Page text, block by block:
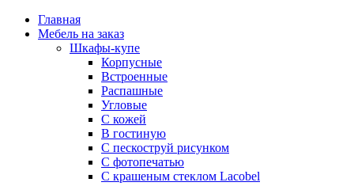
Главная
Мебель на заказ
Шкафы-купе
Корпусные
Встроенные
Распашные
Угловые
С кожей
В гостиную
С пескоструй рисунком
С фотопечатью
С крашеным стеклом Lacobel